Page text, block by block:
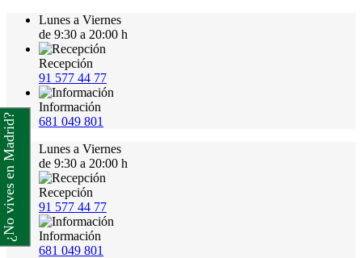
Lunes a Viernes
de 9:30 a 20:00 h
Recepción
91 577 44 77
Información
681 049 801
Lunes a Viernes
de 9:30 a 20:00 h
Recepción
91 577 44 77
Información
681 049 801
¿No vives en Madrid?